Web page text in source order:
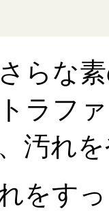
らな
ラフ
汚れ
をす